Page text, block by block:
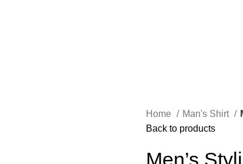
Home Man's Shirt
Back to products
Men’s